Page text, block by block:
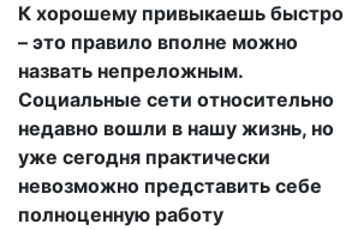
К хорошему привыкаешь быстро
– это правило вполне можно
назвать непреложным.
Социальные сети относительно
недавно вошли в нашу жизнь, но
уже сегодня практически
невозможно представить себе
полноценную работу